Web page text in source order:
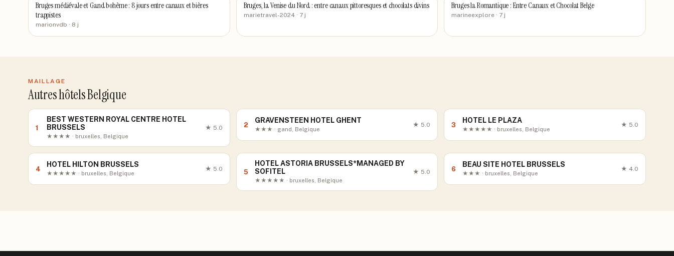
Bruges médiévale et Gand bohème : 8 jours entre canaux et bières
trappistes
marionvdb · 8 j
Bruges, la Venise du Nord : entre canaux pittoresques et chocolats divins
marietravel-2024· 7 j
Bruges la Romantique : Entre Canaux et Chocolat Belge
marineexplore · 7 j
MAILLAGE
Autres hôtels Belgique
1
BEST WESTERN ROYAL CENTRE HOTEL
BRUSSELS
★★★★ · bruxelles, Belgique
★ 5.0 2
GRAVENSTEEN HOTEL GHENT
★★★ · gand, Belgique
★ 5.0 3
HOTEL LE PLAZA
★★★★★ · bruxelles, Belgique
★ 5.0
4
HOTEL HILTON BRUSSELS
★★★★★ · bruxelles, Belgique
★ 5.0 5
HOTEL ASTORIA BRUSSELS*MANAGED BY
SOFITEL
★★★★★ · bruxelles, Belgique
★ 5.0 6
BEAU SITE HOTEL BRUSSELS
★★★ · bruxelles, Belgique
★ 4.0